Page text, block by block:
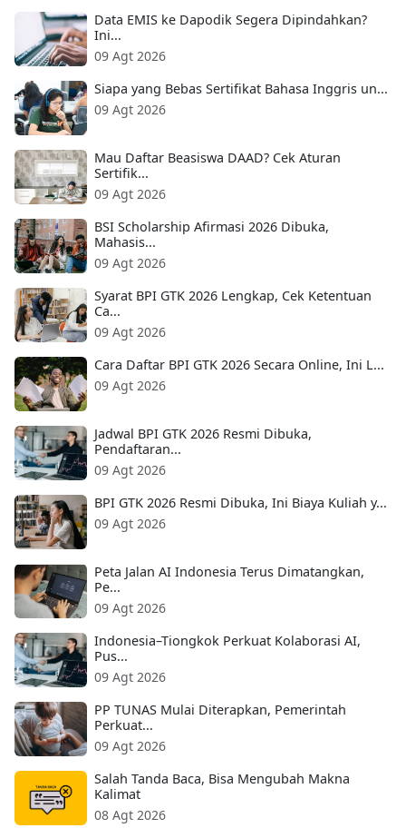
Data EMIS ke Dapodik Segera Dipindahkan?
Ini...
09 Agt 2026
Siapa yang Bebas Sertifikat Bahasa Inggris un...
09 Agt 2026
Mau Daftar Beasiswa DAAD? Cek Aturan
Sertifik...
09 Agt 2026
BSI Scholarship Afirmasi 2026 Dibuka,
Mahasis...
09 Agt 2026
Syarat BPI GTK 2026 Lengkap, Cek Ketentuan
Ca...
09 Agt 2026
Cara Daftar BPI GTK 2026 Secara Online, Ini L...
09 Agt 2026
Jadwal BPI GTK 2026 Resmi Dibuka,
Pendaftaran...
09 Agt 2026
BPI GTK 2026 Resmi Dibuka, Ini Biaya Kuliah y...
09 Agt 2026
Peta Jalan AI Indonesia Terus Dimatangkan,
Pe...
09 Agt 2026
Indonesia–Tiongkok Perkuat Kolaborasi AI,
Pus...
09 Agt 2026
PP TUNAS Mulai Diterapkan, Pemerintah
Perkuat...
09 Agt 2026
Salah Tanda Baca, Bisa Mengubah Makna
Kalimat
08 Agt 2026